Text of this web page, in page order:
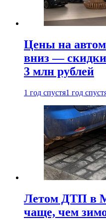
Цены на
вниз —
3 млн рублей
1 год спустя1 год
Летом ДТП в
чаще, чем